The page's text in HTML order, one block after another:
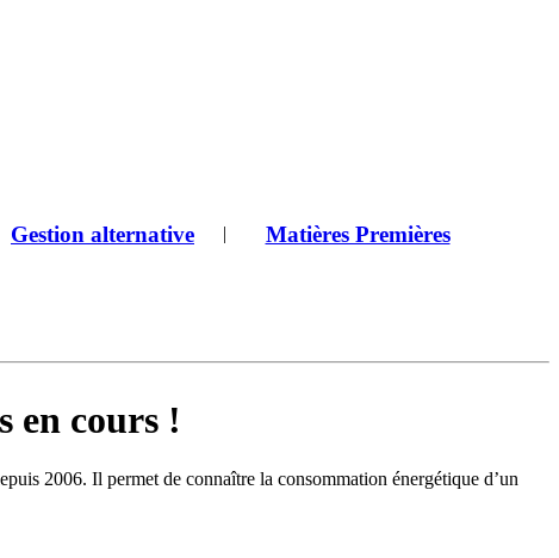
Gestion alternative | Matières Premières
en cours !
2006. Il permet de connaître la consommation énergétique d’un